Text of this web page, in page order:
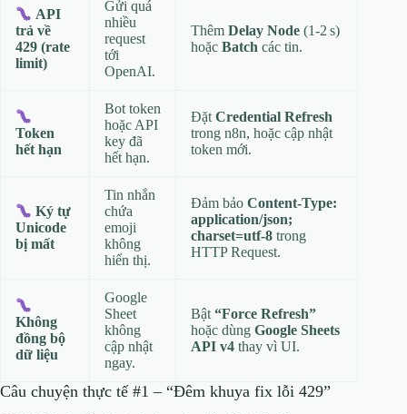
API
trả về
429 (rate
limit)
Gửi quá
nhiều
request
tới
OpenAI.
Thêm Delay Node (1‑2 s)
hoặc Batch các tin.
Token
hết hạn
Bot token
hoặc API
key đã
hết hạn.
Đặt Credential Refresh
trong n8n, hoặc cập nhật
token mới.
Ký tự
Unicode
bị mất
Tin nhắn
chứa
emoji
không
hiển thị.
Đảm bảo Content-Type:
application/json;
charset=utf-8 trong
HTTP Request.
Không
đồng bộ
dữ liệu
Google
Sheet
không
cập nhật
ngay.
Bật “Force Refresh”
hoặc dùng Google Sheets
API v4 thay vì UI.
Câu chuyện thực tế #1 – “Đêm khuya fix lỗi 429”